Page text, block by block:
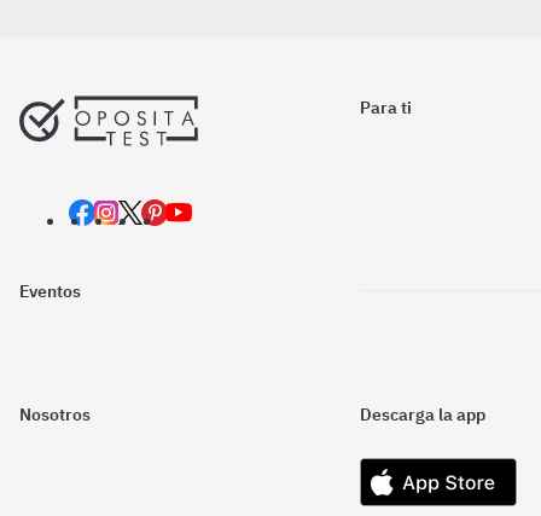
Para ti
Eventos
Nosotros Descarga la app